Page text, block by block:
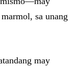
sa unang
may